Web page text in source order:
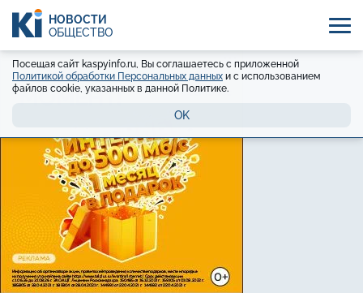
НОВОСТИ
ОБЩЕСТВО
Посещая сайт kaspyinfo.ru, Вы соглашаетесь с приложенной
Политикой обработки Персональных данных и с использованием
файлов cookie, указанных в данной Политике.
OK